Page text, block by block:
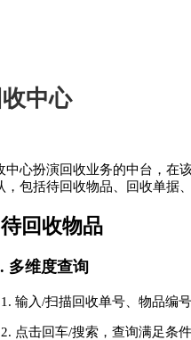
收中心
中心扮演回收业务的中台，在
，包括待回收物品、回收单据
回收物品
多维度查询
输入/扫描回收单号、物品编
点击回车/搜索，查询满足条